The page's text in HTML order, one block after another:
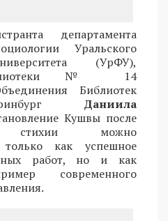
департамента
Уральского
(УрФУ),
№ 14
Библиотек
Даниила
Кушвы после
стихии можно
как успешное
работ, но и как
современного